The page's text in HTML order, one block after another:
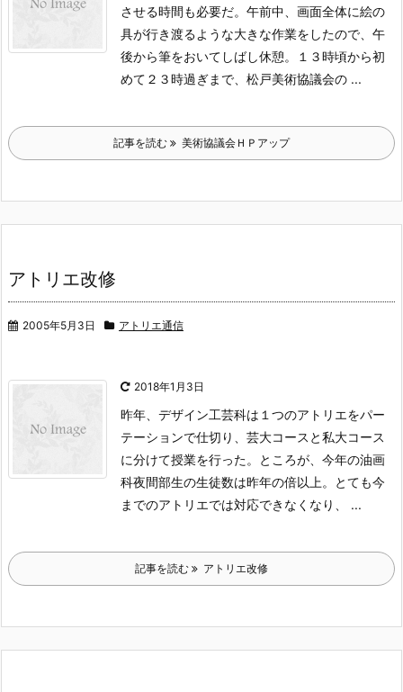
させる時間も必要だ。午前中、画面全体に絵の
具が行き渡るような大きな作業をしたので、午
後から筆をおいてしばし休憩。１３時頃から初
めて２３時過ぎまで、松戸美術協議会の ...
記事を読む 美術協議会ＨＰアップ
アトリエ改修
2005年5月3日 アトリエ通信
2018年1月3日
昨年、デザイン工芸科は１つのアトリエをパー
テーションで仕切り、芸大コースと私大コース
に分けて授業を行った。ところが、今年の油画
科夜間部生の生徒数は昨年の倍以上。とても今
までのアトリエでは対応できなく なり、 ...
記事を読む アトリエ改修